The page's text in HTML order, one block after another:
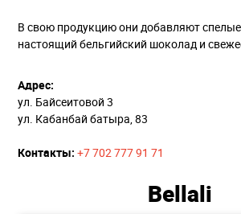
В свою продукцию они добавляют
настоящий бельгийский шоколад и
Адрес:
ул. Байсеитовой 3
ул. Кабанбай батыра, 83
Контакты: +7 702 777 91 71
Bellali